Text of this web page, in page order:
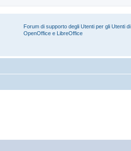
Forum di supporto degli Utenti per gli Utenti di
OpenOffice e LibreOffice